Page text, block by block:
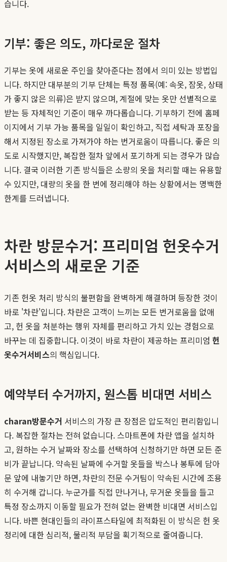
습니다.
기부: 좋은 의도, 까다로운 절차
기부는 옷에 새로운 주인을 찾아준다는 점에서 의미 있는 방법입
니다. 하지만 대부분의 기부 단체는 특정 품목(예: 속옷, 잠옷, 상태
가 좋지 않은 의류)은 받지 않으며, 계절에 맞는 옷만 선별적으로
받는 등 자체적인 기준이 매우 까다롭습니다. 기부하기 전에 홈페
이지에서 기부 가능 품목을 일일이 확인하고, 직접 세탁과 포장을
해서 지정된 장소로 가져가야 하는 번거로움이 따릅니다. 좋은 의
도로 시작했지만, 복잡한 절차 앞에서 포기하게 되는 경우가 많습
니다. 결국 이러한 기존 방식들은 소량의 옷을 처리할 때는 유용할
수 있지만, 대량의 옷을 한 번에 정리해야 하는 상황에서는 명백한
한계를 드러냅니다.
차란 방문수거: 프리미엄 헌옷수거
서비스의 새로운 기준
기존 헌옷 처리 방식의 불편함을 완벽하게 해결하며 등장한 것이
바로 '차란'입니다. 차란은 고객이 느끼는 모든 번거로움을 없애
고, 헌 옷을 처분하는 행위 자체를 편리하고 가치 있는 경험으로
바꾸는 데 집중합니다. 이것이 바로 차란이 제공하는 프리미엄 헌
옷수거서비스의 핵심입니다.
예약부터 수거까지, 원스톱 비대면 서비스
charan방문수거 서비스의 가장 큰 장점은 압도적인 편리함입니
다. 복잡한 절차는 전혀 없습니다. 스마트폰에 차란 앱을 설치하
고, 원하는 수거 날짜와 장소를 선택하여 신청하기만 하면 모든 준
비가 끝납니다. 약속된 날짜에 수거할 옷들을 박스나 봉투에 담아
문 앞에 내놓기만 하면, 차란의 전문 수거팀이 약속된 시간에 조용
히 수거해 갑니다. 누군가를 직접 만나거나, 무거운 옷들을 들고
특정 장소까지 이동할 필요가 전혀 없는 완벽한 비대면 서비스입
니다. 바쁜 현대인들의 라이프스타일에 최적화된 이 방식은 헌 옷
정리에 대한 심리적, 물리적 부담을 획기적으로 줄여줍니다.